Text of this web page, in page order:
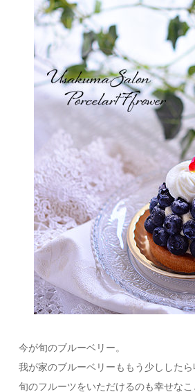
今が旬のブルーベリー。
我が家のブルーベリーももう少ししたら
旬のフルーツをいただけるのも幸せなこ